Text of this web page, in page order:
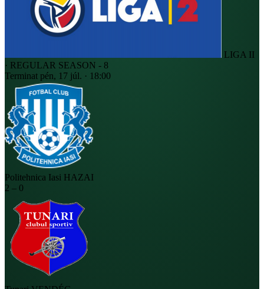
LIGA II
· REGULAR SEASON - 8
Terminat pén, 17 júl. · 18:00
Politehnica Iasi HAZAI
2 – 0